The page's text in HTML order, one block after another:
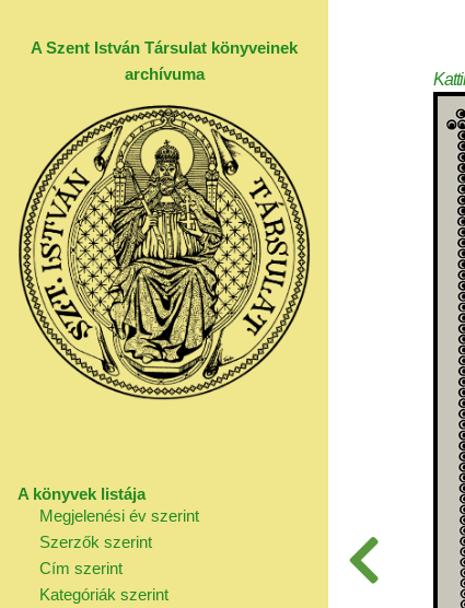
A Szent István Társulat könyveinek
archívuma
A könyvek listája
Megjelenési év szerint
Szerzők szerint
Cím szerint
Kategóriák szerint